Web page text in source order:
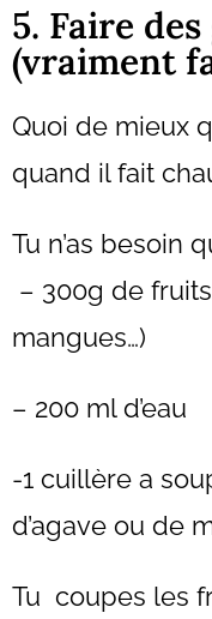
5. Faire
(vraiment
Quoi de mieux
quand il fait
Tu n’as besoin
– 300g de
mangues…)
– 200 ml d’eau
-1 cuillère a
d’agave ou de
Tu coupes les